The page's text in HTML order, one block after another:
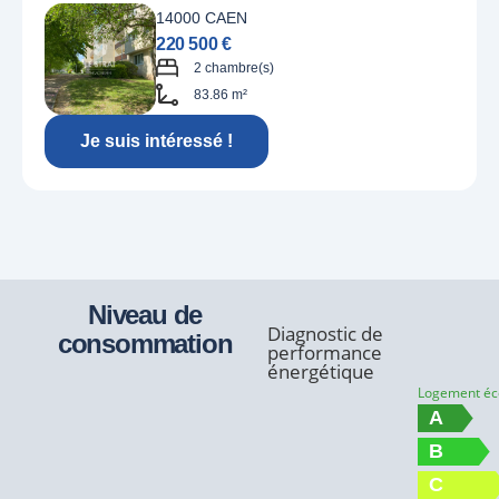
14000 CAEN
220 500 €
2 chambre(s)
83.86 m²
Je suis intéressé !
Niveau de
consommation
Diagnostic de
performance
énergétique
Logement
A
B
C